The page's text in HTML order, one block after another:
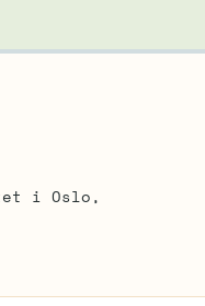
i Oslo